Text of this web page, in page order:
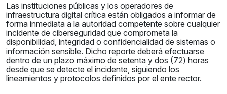
Las instituciones públicas y los operadores de
infraestructura digital crítica están obligados a informar de
forma inmediata a la autoridad competente sobre cualquier
incidente de ciberseguridad que comprometa la
disponibilidad, integridad o confidencialidad de sistemas o
información sensible. Dicho reporte deberá efectuarse
dentro de un plazo máximo de setenta y dos (72) horas
desde que se detecte el incidente, siguiendo los
lineamientos y protocolos definidos por el ente rector.